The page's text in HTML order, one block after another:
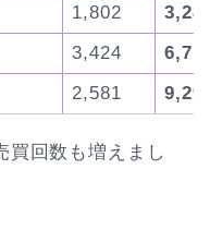
1,802
3,424
2,581
買回数も増えまし